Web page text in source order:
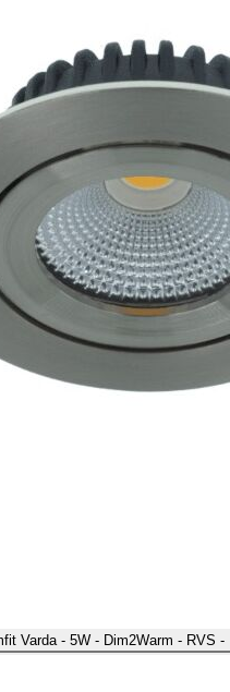
Varda - 5W - Dim2Warm - RVS